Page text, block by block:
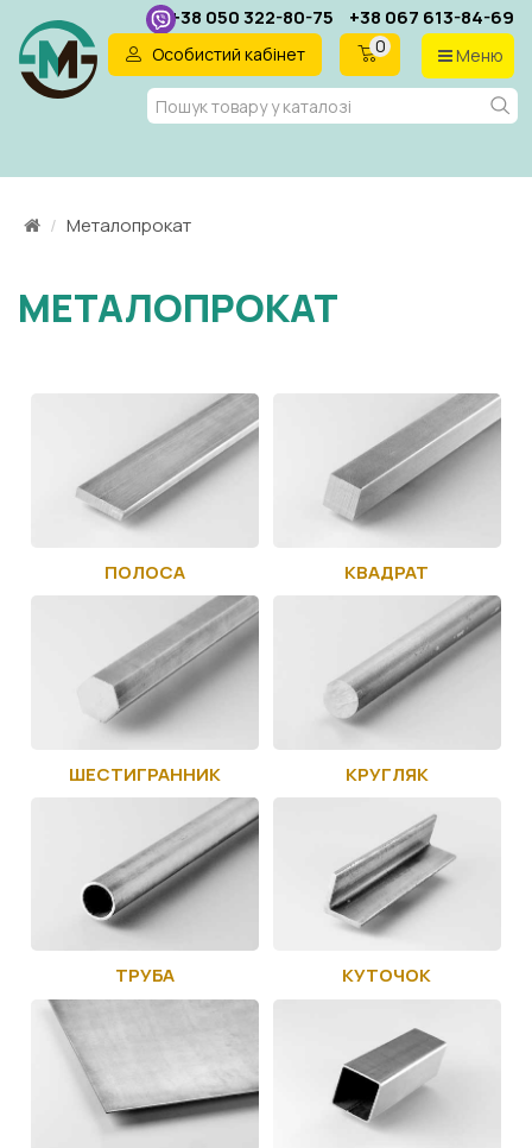
+38 050 322-80-75 +38 067 613-84-69
Меню
0
Особистий кабінет
UA
Металопрокат
МЕТАЛОПРОКАТ
ПОЛОСА КВАДРАТ
ШЕСТИГРАННИК КРУГЛЯК
ТРУБА КУТОЧОК